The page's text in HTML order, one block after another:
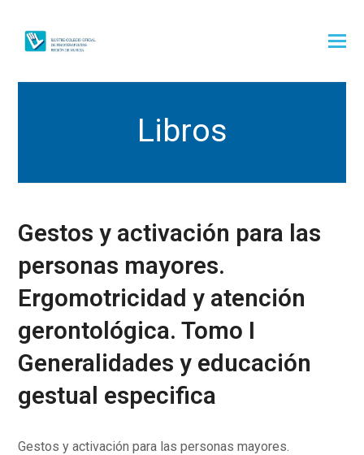
Libros
Gestos y activación para las
personas mayores.
Ergomotricidad y atención
gerontológica. Tomo I
Generalidades y educación
gestual especifica
Gestos y activación para las personas mayores.